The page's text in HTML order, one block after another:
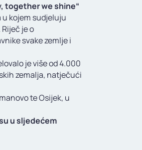
together we shine“
u kojem sudjeluju
je o
svake zemlje i
je više od 4.000
zemalja, natječući
te Osijek, u
u sljedećem